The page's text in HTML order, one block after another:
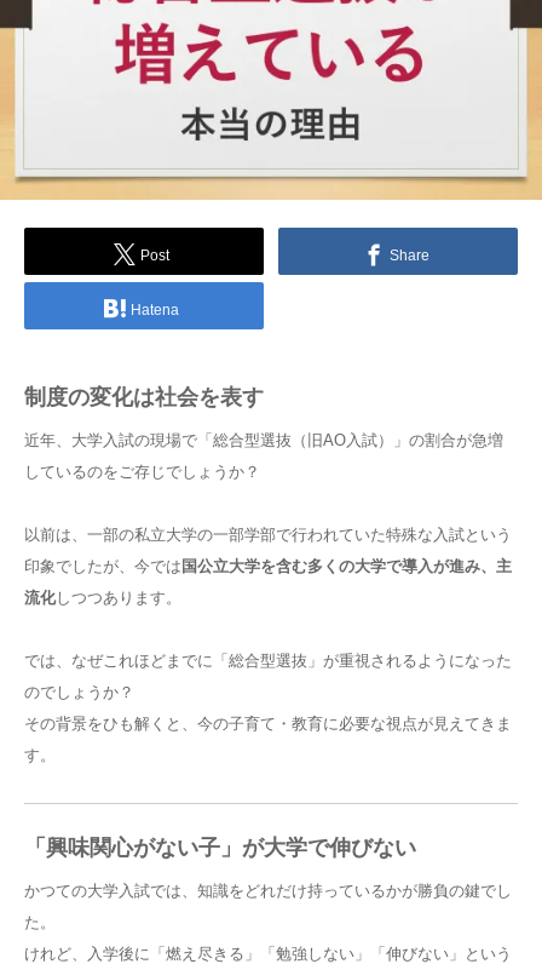
Post Share
Hatena
制度の変化は社会を表す
近年、大学入試の現場で「総合型選抜（旧AO入試）」の割合が急増
しているのをご存じでしょうか？
以前は、一部の私立大学の一部学部で行われていた特殊な入試という
印象でしたが、今では国公立大学を含む多くの大学で導入が進み、主
流化しつつあります。
では、なぜこれほどまでに「総合型選抜」が重視されるようになった
のでしょうか？
その背景をひも解くと、今の子育て・教育に必要な視点が見えてきま
す。
「興味関心がない子」が大学で伸びない
かつての大学入試では、知識をどれだけ持っているかが勝負の鍵でし
た。
けれど、入学後に「燃え尽きる」「勉強しない」「伸びない」という